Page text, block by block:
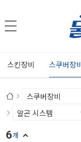
스킨장비 스쿠버장비
6개